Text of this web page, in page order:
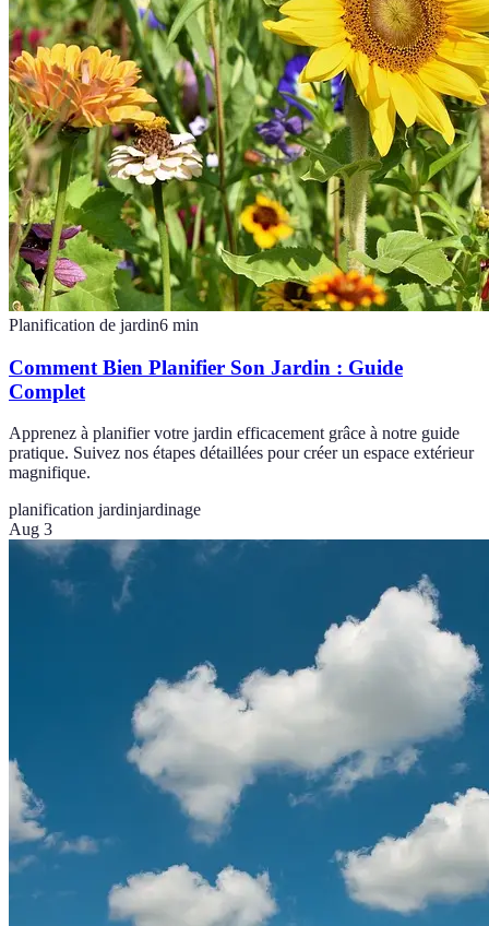
Planification de jardin6 min
Comment Bien Planifier Son Jardin : Guide
Complet
Apprenez à planifier votre jardin efficacement grâce à notre guide
pratique. Suivez nos étapes détaillées pour créer un espace extérieur
magnifique.
planification jardinjardinage
Aug 3